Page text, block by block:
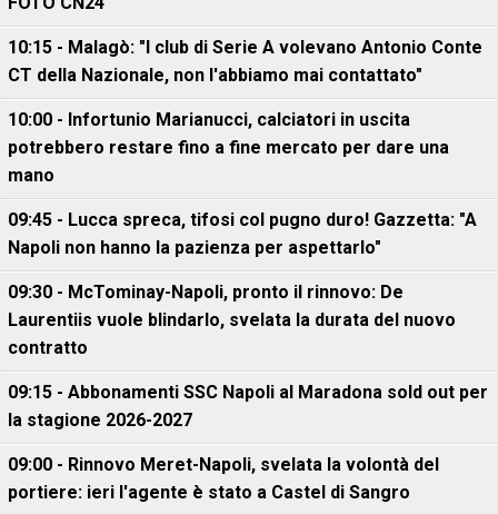
10:15 - Malagò: "I club di Serie A volevano Antonio Conte
CT della Nazionale, non l'abbiamo mai contattato"
10:00 - Infortunio Marianucci, calciatori in uscita
potrebbero restare fino a fine mercato per dare una
mano
09:45 - Lucca spreca, tifosi col pugno duro! Gazzetta: "A
Napoli non hanno la pazienza per aspettarlo"
09:30 - McTominay-Napoli, pronto il rinnovo: De
Laurentiis vuole blindarlo, svelata la durata del nuovo
contratto
09:15 - Abbonamenti SSC Napoli al Maradona sold out per
la stagione 2026-2027
09:00 - Rinnovo Meret-Napoli, svelata la volontà del
portiere: ieri l'agente è stato a Castel di Sangro